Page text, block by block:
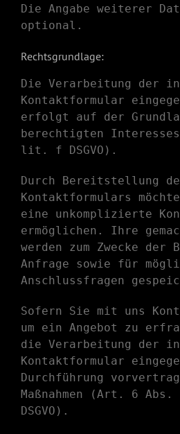
Die Angabe weiterer
optional.
Rechtsgrundlage:
Die Verarbeitung der
Kontaktformular
erfolgt auf der
berechtigten
lit. f DSGVO).
Durch Bereitstellung
Kontaktformulars
eine unkomplizierte
ermöglichen. Ihre
werden zum Zwecke der
Anfrage sowie für
Anschlussfragen
Sofern Sie mit uns
um ein Angebot zu
die Verarbeitung der in
Kontaktformular
Durchführung
Maßnahmen (Art. 6
DSGVO).